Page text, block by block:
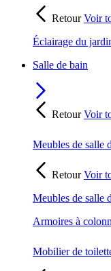
RetourVoir
Éclairage du
Salle de bain
RetourVoir
Meubles de salle
RetourVoir
Meubles de salle
Armoires à
Mobilier de